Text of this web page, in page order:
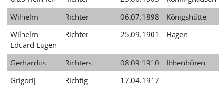
Wilhelm
Richter 06.07.1898
Königshütte
Wilhelm
Eduard Eugen
Richter 25.09.1901 Hagen
Gerhardus Richters 08.09.1910
Ibbenbüren
Grigorij
Richtig
17.04.1917